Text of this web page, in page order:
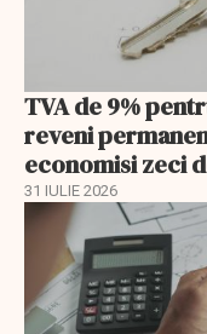
TVA de 9%
reveni
economisi zeci
31 IULIE 2026